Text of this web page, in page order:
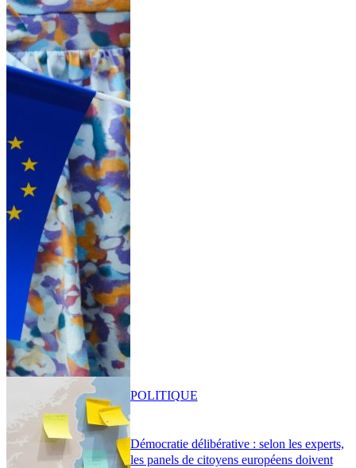
Démocratie délibérative : selon les experts,
les panels de citoyens européens doivent
POLITIQUE